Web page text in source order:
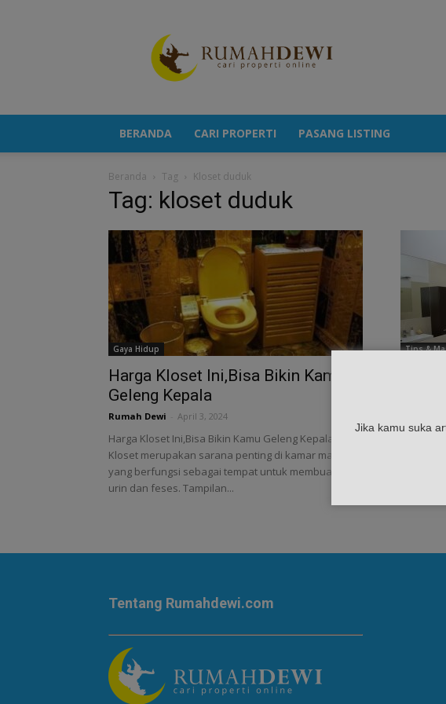
Berita
Properti
Terkini
BERANDA CARI PROPERTI PASANG LISTING
Beranda Tag Kloset duduk
Tag: kloset duduk
Gaya Hidup
Harga Kloset Ini,Bisa Bikin Kamu
Geleng Kepala
Rumah Dewi April 3, 2024
Harga Kloset Ini,Bisa Bikin Kamu Geleng Kepala -
Kloset merupakan sarana penting di kamar mandi
yang berfungsi sebagai tempat untuk membuang
urin dan feses. Tampilan...
Tips &
5
Saat
5 Hal
Duduk -
Tentang Rumahdewi.com
Jika kamu suka